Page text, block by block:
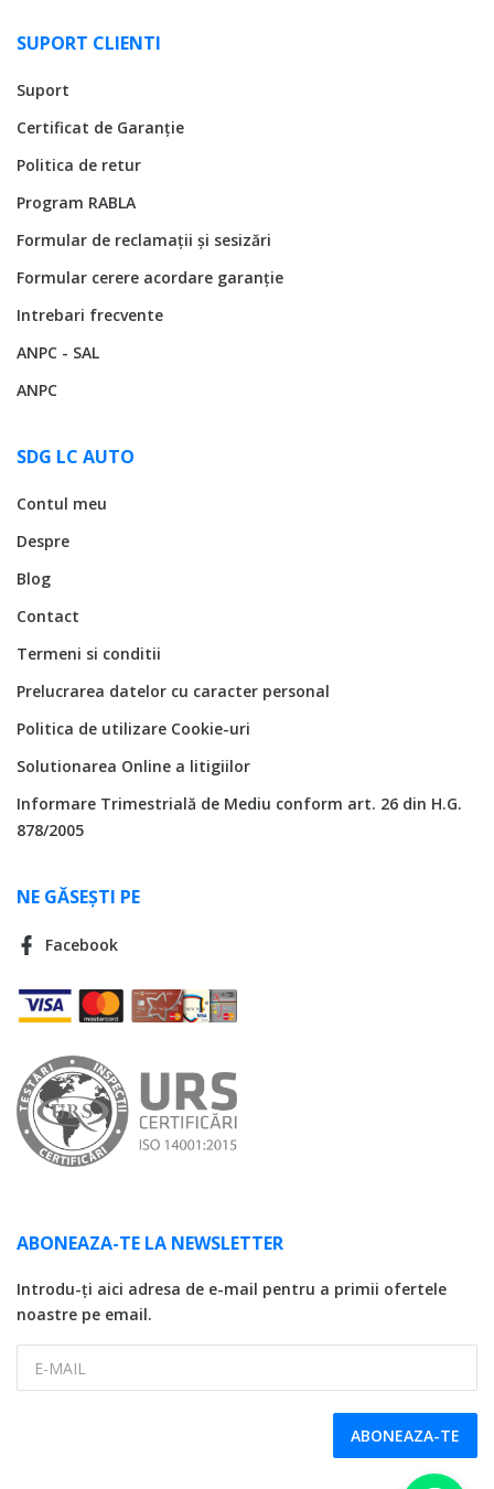
SUPORT CLIENTI
Suport
Certificat de Garanție
Politica de retur
Program RABLA
Formular de reclamații și sesizări
Formular cerere acordare garanție
Intrebari frecvente
ANPC - SAL
ANPC
SDG LC AUTO
Contul meu
Despre
Blog
Contact
Termeni si conditii
Prelucrarea datelor cu caracter personal
Politica de utilizare Cookie-uri
Solutionarea Online a litigiilor
Informare Trimestrială de Mediu conform art. 26 din H.G.
878/2005
NE GĂSEȘTI PE
Facebook
ABONEAZA-TE LA NEWSLETTER
Introdu-ți aici adresa de e-mail pentru a primii ofertele
noastre pe email.
ABONEAZA-TE